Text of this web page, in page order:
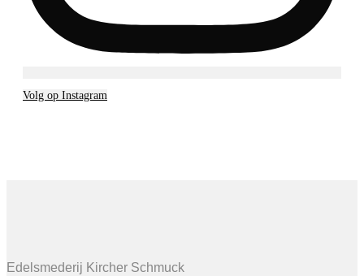
Volg op Instagram
Edelsmederij Kircher Schmuck